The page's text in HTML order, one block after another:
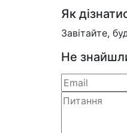
Як
Завітайте,
Не